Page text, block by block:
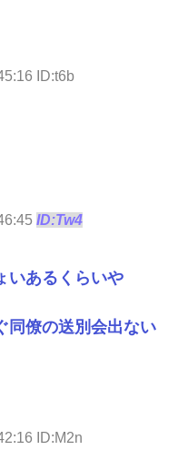
ID:t6b
ID:Tw4
いあるくらいや
同僚の送別会出ない
ID:M2n